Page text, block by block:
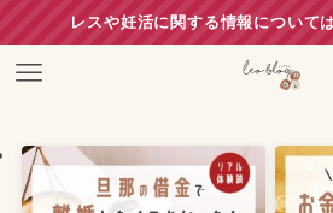
レスや妊活に関する情報について